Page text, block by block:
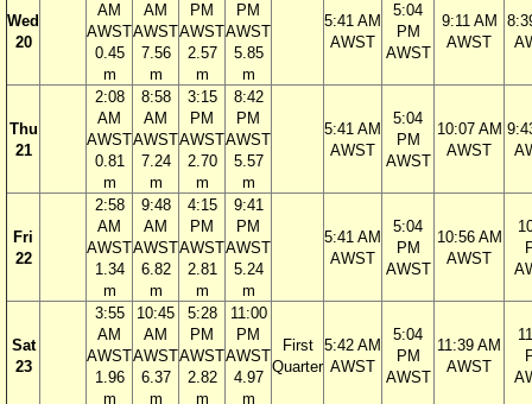
Wed
20
AM
AWST
0.45
m
AM
AWST
7.56
m
PM
AWST
2.57
m
PM
AWST
5.85
m
5:41 AM
AWST
5:04
PM
AWST
9:11 AM
AWST
Thu
21
2:08
AM
AWST
0.81
m
8:58
AM
AWST
7.24
m
3:15
PM
AWST
2.70
m
8:42
PM
AWST
5.57
m
5:41 AM
AWST
5:04
PM
AWST
10:07 AM
AWST
Fri
22
2:58
AM
AWST
1.34
m
9:48
AM
AWST
6.82
m
4:15
PM
AWST
2.81
m
9:41
PM
AWST
5.24
m
5:41 AM
AWST
5:04
PM
AWST
10:56 AM
AWST
Sat
23
3:55
AM
AWST
1.96
m
10:45
AM
AWST
6.37
m
5:28
PM
AWST
2.82
m
11:00
PM
AWST
4.97
m
First
Quarter
5:42 AM
AWST
5:04
PM
AWST
11:39 AM
AWST